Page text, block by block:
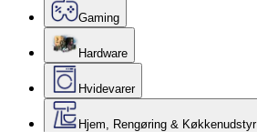
Gaming
Hardware
Hvidevarer
Hjem, Rengøring & Køkkenudstyr